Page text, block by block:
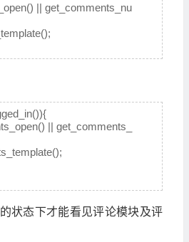
|| get_comments_nu
|| get_comments_
状态下才能看见评论模块及评